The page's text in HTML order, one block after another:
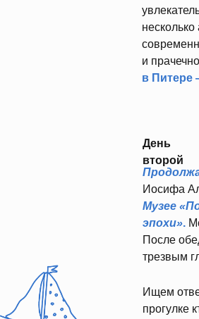
Иосифа
Музее
эпохи».
После
трезвым
Ищем
прогулке
День
второй
и
в Питере